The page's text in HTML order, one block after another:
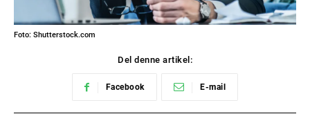
Foto: Shutterstock.com
Del denne artikel:
Facebook E-mail